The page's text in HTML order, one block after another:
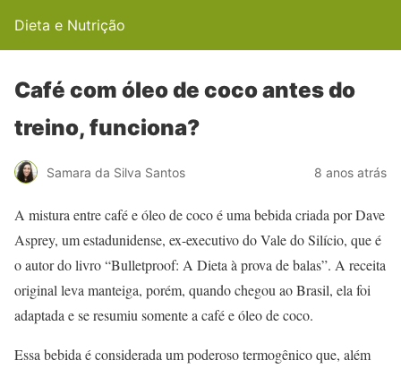
Dieta e Nutrição
Café com óleo de coco antes do
treino, funciona?
Samara da Silva Santos 8 anos atrás
A mistura entre café e óleo de coco é uma bebida criada por Dave
Asprey, um estadunidense, ex-executivo do Vale do Silício, que é
o autor do livro “Bulletproof: A Dieta à prova de balas”. A receita
original leva manteiga, porém, quando chegou ao Brasil, ela foi
adaptada e se resumiu somente a café e óleo de coco.
Essa bebida é considerada um poderoso termogênico que, além